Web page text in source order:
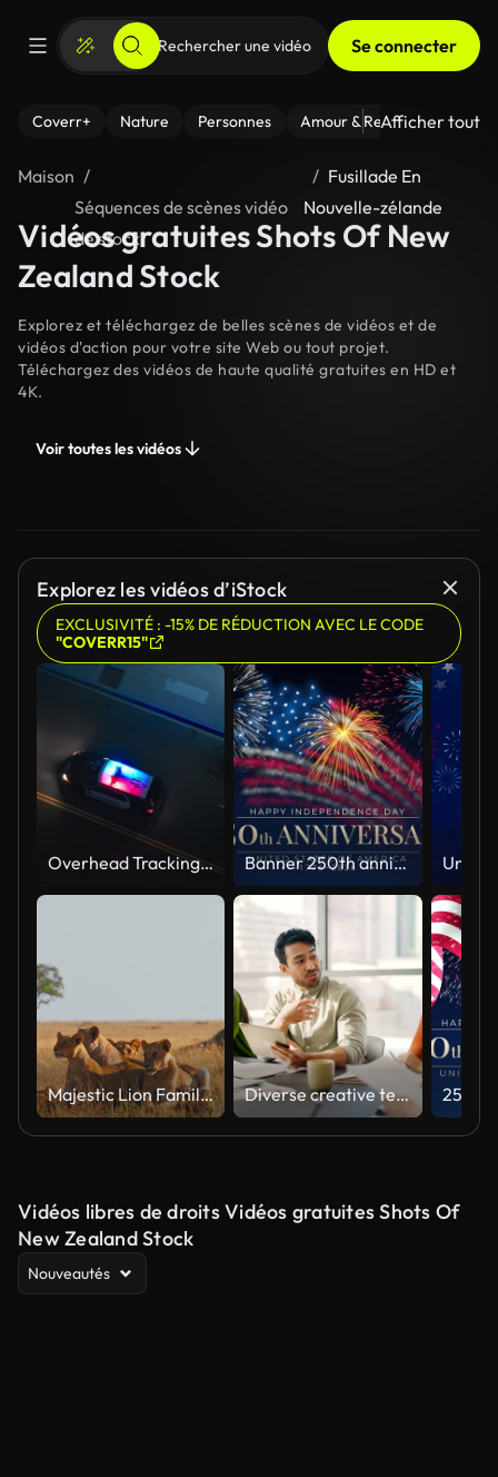
Se connecter
Coverr+ Nature Personnes Amour & Relations Le
Afficher tout
Maison
Séquences de scènes vidéo
de stock
Fusillade En
Nouvelle-zélande
Vidéos gratuites Shots Of New
Zealand Stock
Explorez et téléchargez de belles scènes de vidéos et de
vidéos d'action pour votre site Web ou tout projet.
Téléchargez des vidéos de haute qualité gratuites en HD et
4K.
Voir toutes les vidéos
Explorez les vidéos d’iStock
EXCLUSIVITÉ : -15% DE RÉDUCTION AVEC LE CODE
"COVERR15"
Overhead Tracking Drone Shot of a Police Car Driving on a City Street with Lights On at Night Banner 250th anniversary of the USA. 250 years of independence. 4th of july 2026 usa independence day, video greeting card. US flag fireworks on blue sky background. Fourth of july. 4k seamless loop
Majestic Lion Family Relaxing in Natural Habitat Under Soft Light Diverse creative team collaborating on a marketing strategy in an office meeting
Vidéos libres de droits Vidéos gratuites Shots Of
New Zealand Stock
Nouveautés